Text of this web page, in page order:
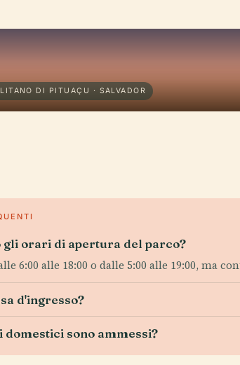
DI PITUAÇU · SALVADOR
gli orari di apertura del parco?
6:00 alle 18:00 o dalle 5:00 alle 19:00,
d'ingresso?
domestici sono ammessi?